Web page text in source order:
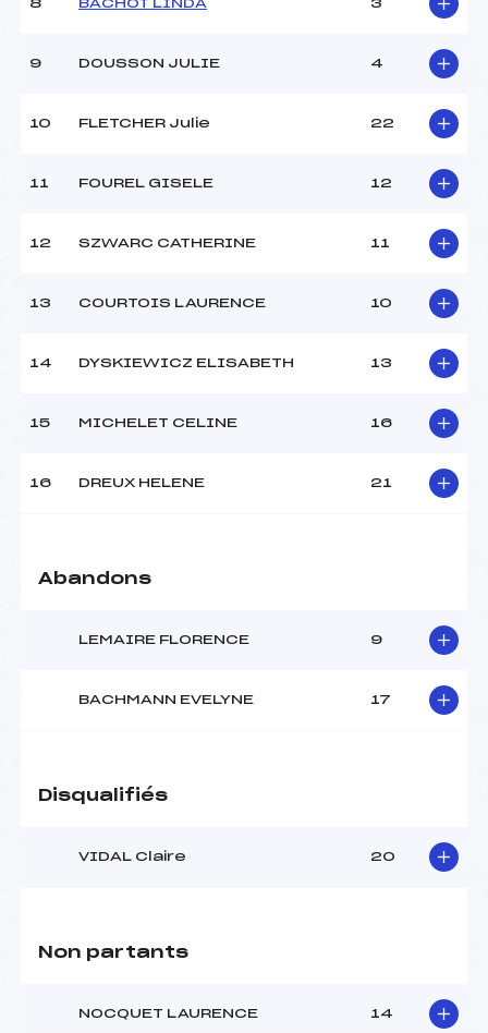
Ouvreurs D :
Météo :
BEAU
DOUCE
Nombre de portes :
45
Traceur :
GAUTHIER CHRISTIAN
(SA)
Ouvreurs B :
MAILLET ARNAUD (IF)
Ouvreurs D :
-2°c
Température arrivée :
-2°c
8 BACHOT LINDA 3
9 DOUSSON JULIE 4
10 FLETCHER Julie 22
11 FOUREL GISELE 12
12 SZWARC CATHERINE 11
13 COURTOIS LAURENCE 10
14 DYSKIEWICZ ELISABETH 13
15 MICHELET CELINE 16
16 DREUX HELENE 21
Abandons
LEMAIRE FLORENCE 9
BACHMANN EVELYNE 17
Disqualifiés
VIDAL Claire 20
Non partants
NOCQUET LAURENCE 14